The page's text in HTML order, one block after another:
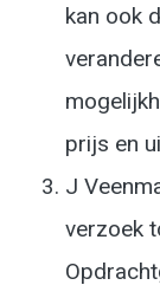
kan ook
prijs en
J
verzoek